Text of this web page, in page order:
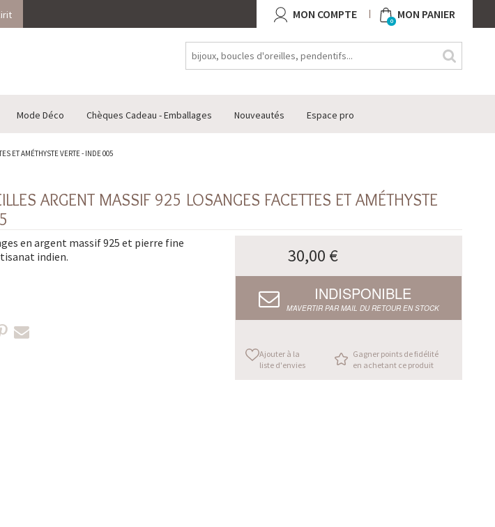
MON COMPTE 0 MON PANIER
Mode Déco Chèques Cadeau - Emballages Nouveautés Espace pro
ET AMÉTHYSTE VERTE - INDE 005
ARGENT MASSIF 925 LOSANGES FACETTES ET AMÉTHYSTE
en argent massif 925 et pierre fine
indien.
30,00 €
INDISPONIBLE
M’AVERTIR PAR MAIL DU RETOUR EN STOCK
Ajouter à la
liste d'envies
Gagner points de fidélité
en achetant ce produit